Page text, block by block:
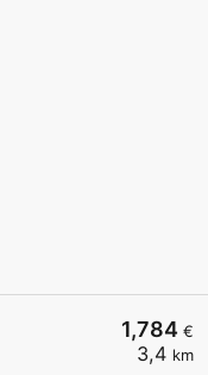
1,784 €
3,4 km